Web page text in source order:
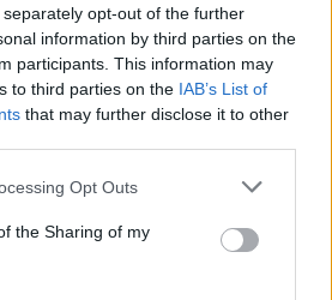
opt-out of the further
information by third parties on the
participants. This information may
to third parties on the IAB’s List of
that may further disclose it to other
Opt Outs
the Sharing of my
Son avis permet d’assurer une
cette expertise peut aussi être
déplacer.
médical ne soit pas toujours possible,
professionnel restent importantes dans